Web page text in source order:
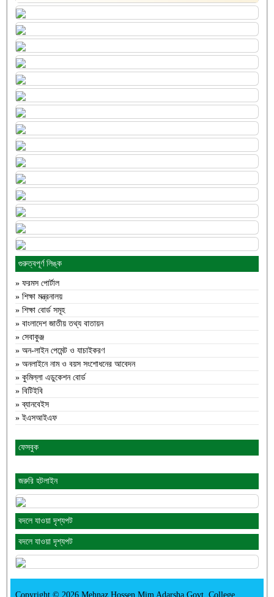
গুরুত্বপূর্ণ লিঙ্ক
» ফরমস পোর্টাল
» শিক্ষা মন্ত্রনালয়
» শিক্ষা বোর্ড সমূহ
» বাংলাদেশ জাতীয় তথ্য বাতায়ন
» সেবাকুঞ্জ
» অন-লাইন পেমেন্ট ও যাচাইকরণ
» অনলাইনে নাম ও বয়স সংশোধনের আবেদন
» কুমিল্লা এডুকেশন বোর্ড
» বিটিইবি
» ব্যানবেইস
» ইএসআইএফ
ফেসবুক
জরুরি হটলাইন
বদলে যাওয়া দৃশ্যপট
বদলে যাওয়া দৃশ্যপট
Copyright © 2026 Mehnaz Hossen Mim Adarsha Govt. College